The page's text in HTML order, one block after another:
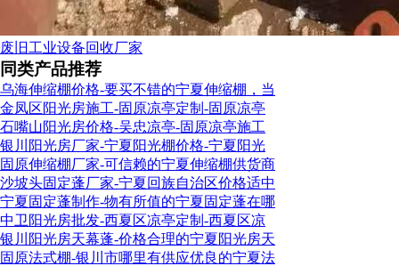
废旧工业设备回收厂家
同类产品推荐
乌海伸缩棚价格-要买不错的宁夏伸缩棚，当
金凤区阳光房施工-固原凉亭定制-固原凉亭
石嘴山阳光房价格-吴忠凉亭-固原凉亭施工
银川阳光房厂家-宁夏阳光棚价格-宁夏阳光
固原伸缩棚厂家-可信赖的宁夏伸缩棚供货商
沙坡头固定蓬厂家-宁夏回族自治区价格适中
宁夏固定蓬制作-物有所值的宁夏固定蓬在哪
中卫阳光房批发-西夏区凉亭定制-西夏区凉
银川阳光房天幕蓬-价格合理的宁夏阳光房天
固原法式棚-银川市哪里有供应优良的宁夏法